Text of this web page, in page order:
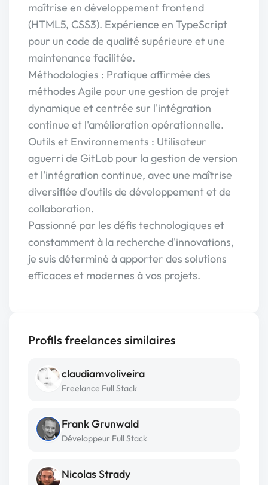
maîtrise en développement frontend
(HTML5, CSS3). Expérience en TypeScript
pour un code de qualité supérieure et une
maintenance facilitée.
Méthodologies : Pratique affirmée des
méthodes Agile pour une gestion de projet
dynamique et centrée sur l'intégration
continue et l'amélioration opérationnelle.
Outils et Environnements : Utilisateur
aguerri de GitLab pour la gestion de version
et l'intégration continue, avec une maîtrise
diversifiée d'outils de développement et de
collaboration.
Passionné par les défis technologiques et
constamment à la recherche d'innovations,
je suis déterminé à apporter des solutions
efficaces et modernes à vos projets.
Profils freelances similaires
claudiamvoliveira
Freelance Full Stack
Frank Grunwald
Développeur Full Stack
Nicolas Strady